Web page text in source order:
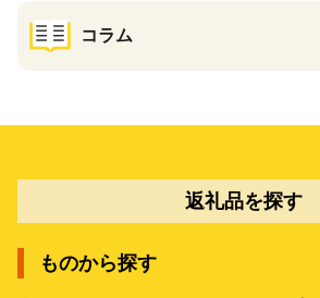
コラム
返礼品を探す
ものから探す